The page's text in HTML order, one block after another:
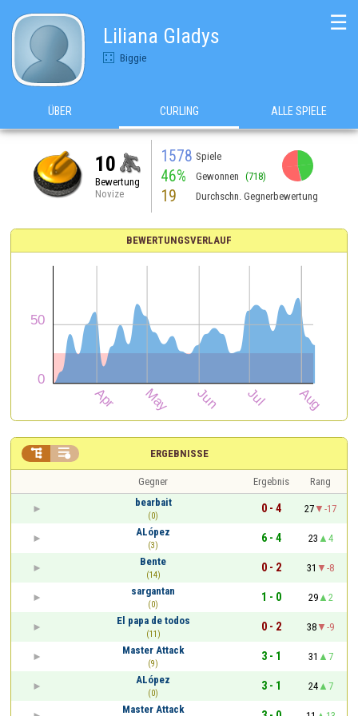
Liliana Gladys
Biggie
☰
ÜBER CURLING ALLE SPIELE
10
Bewertung
Novize
1578 Spiele
46% Gewonnen (718)
19 Durchschn. Gegnerbewertung
BEWERTUNGSVERLAUF
ERGEBNISSE
 
Gegner Ergebnis
Rang
bearbait
(0)
0 - 4 27
-17
ALópez
(3)
6 - 4 23
4
Bente
(14)
0 - 2 31
-8
sargantan
(0)
1 - 0 29
2
El papa de todos
(11)
0 - 2 38
-9
Master Attack
(9)
3 - 1 31
7
ALópez
(0)
3 - 1 24
7
Master Attack